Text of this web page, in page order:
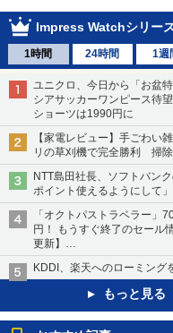
Impress Watchシリー
1時間 24時間 1週
ユニクロ、今日から「お盆
シアサッカーワンピース待
ショーツは1990円に
【家電レビュー】手ごわい
リの草刈機で完全勝利 掃
NTT島田社長、ソフトバン
ポイント使えるようにして」
「オクトパストラベラー」
円！ もうすぐ終了のセール
更新】
ニンテンドーeショップでは
67%オフで990円
KDDI、楽天へのローミング
もっと見る